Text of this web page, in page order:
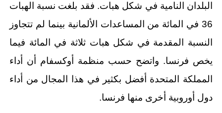
البلدان النامية في شكل هبات. فقد بلغت نسبة الهبات
36 في المائة من المساعدات الألمانية بينما لم تتجاوز
النسبة المقدمة في شكل هبات ثلاثة في المائة فيما
يخص فرنسا. واتضح حسب منظمة أوكسفام أن أداء
المملكة المتحدة أفضل بكثير في هذا المجال من أداء
دول أوروبية أخرى منها فرنسا.